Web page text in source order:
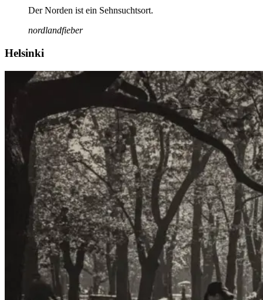
Der Norden ist ein Sehnsuchtsort.
nordlandfieber
Helsinki